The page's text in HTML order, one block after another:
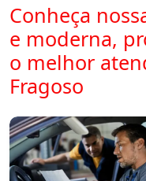
Conheça
e moderna,
o melhor
Fragoso